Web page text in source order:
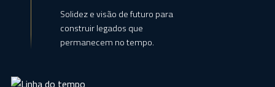
Solidez e visão de futuro para
construir legados que
permanecem no tempo.